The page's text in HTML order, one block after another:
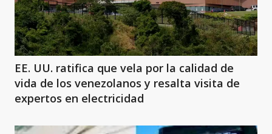
EE. UU. ratifica que vela por la calidad de
vida de los venezolanos y resalta visita de
expertos en electricidad